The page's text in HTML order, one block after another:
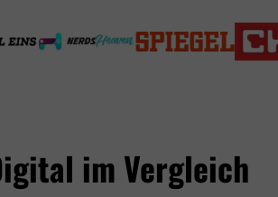
im Vergleich